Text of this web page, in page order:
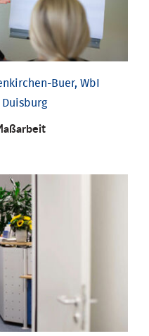
Buer, WbI
Duisburg